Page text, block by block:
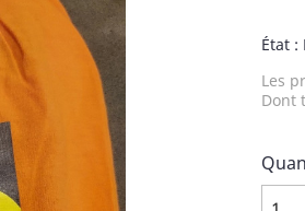
État :
Les
Dont